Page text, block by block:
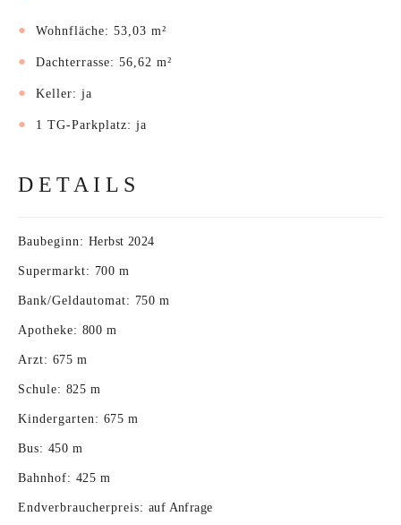
Wohnfläche: 53,03 m²
Dachterrasse: 56,62 m²
Keller: ja
1 TG-Parkplatz: ja
DETAILS
Baubeginn: Herbst 2024
Supermarkt: 700 m
Bank/Geldautomat: 750 m
Apotheke: 800 m
Arzt: 675 m
Schule: 825 m
Kindergarten: 675 m
Bus: 450 m
Bahnhof: 425 m
Endverbraucherpreis: auf Anfrage